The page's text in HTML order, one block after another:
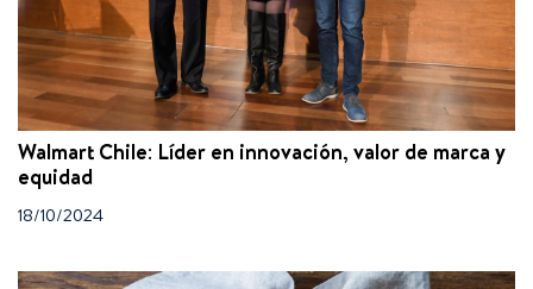
Walmart Chile: Líder en innovación, valor de marca y
equidad
18/10/2024